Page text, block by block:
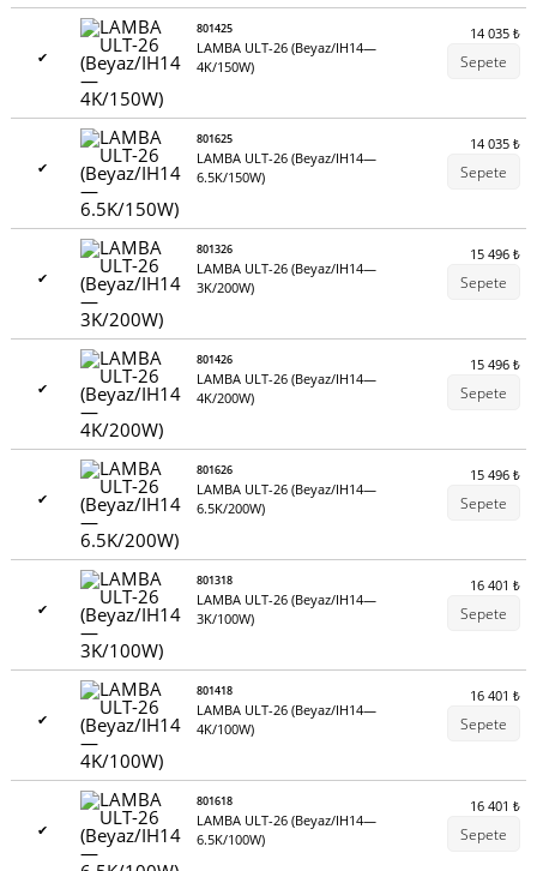
✔
801425
LAMBA ULT-26 (Beyaz/IH14—
4K/150W)
14 035₺
Sepete
✔
801625
LAMBA ULT-26 (Beyaz/IH14—
6.5K/150W)
14 035₺
Sepete
✔
801326
LAMBA ULT-26 (Beyaz/IH14—
3K/200W)
15 496₺
Sepete
✔
801426
LAMBA ULT-26 (Beyaz/IH14—
4K/200W)
15 496₺
Sepete
✔
801626
LAMBA ULT-26 (Beyaz/IH14—
6.5K/200W)
15 496₺
Sepete
✔
801318
LAMBA ULT-26 (Beyaz/IH14—
3K/100W)
16 401₺
Sepete
✔
801418
LAMBA ULT-26 (Beyaz/IH14—
4K/100W)
16 401₺
Sepete
✔
801618
LAMBA ULT-26 (Beyaz/IH14—
6.5K/100W)
16 401₺
Sepete